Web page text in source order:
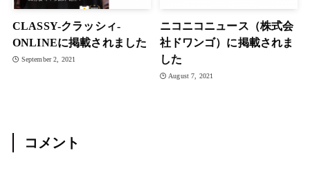
CLASSY-クラッシィ-
ONLINEに掲載されました
September 2, 2021
ニコニコニュース（株式会
社ドワンゴ）に掲載されま
した
August 7, 2021
コメント